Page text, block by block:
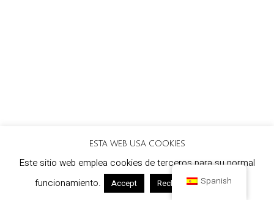
ESTA WEB USA COOKIES
Este sitio web emplea cookies de terceros para su normal
funcionamiento.
Accept Rechazar Leer más
Spanish